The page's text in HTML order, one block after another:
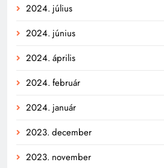
2024. július
2024. június
2024. április
2024. február
2024. január
2023. december
2023. november